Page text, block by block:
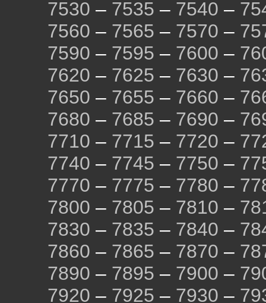
7530 – 7535 – 7540 –
7560 – 7565 – 7570 –
7590 – 7595 – 7600 –
7620 – 7625 – 7630 –
7650 – 7655 – 7660 –
7680 – 7685 – 7690 –
7710 – 7715 – 7720 –
7740 – 7745 – 7750 –
7770 – 7775 – 7780 –
7800 – 7805 – 7810 –
7830 – 7835 – 7840 –
7860 – 7865 – 7870 –
7890 – 7895 – 7900 –
7920 – 7925 – 7930 –